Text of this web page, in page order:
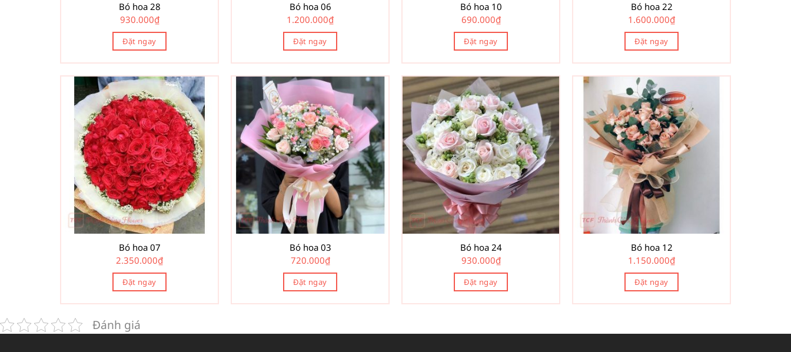
Bó hoa 28
930.000₫
Đặt ngay
Bó hoa 06
1.200.000₫
Đặt ngay
Bó hoa 10
690.000₫
Đặt ngay
Bó hoa 22
1.600.000₫
Đặt ngay
Bó hoa 07
2.350.000₫
Đặt ngay
Bó hoa 03
720.000₫
Đặt ngay
Bó hoa 24
930.000₫
Đặt ngay
Bó hoa 12
1.150.000₫
Đặt ngay
Đánh giá